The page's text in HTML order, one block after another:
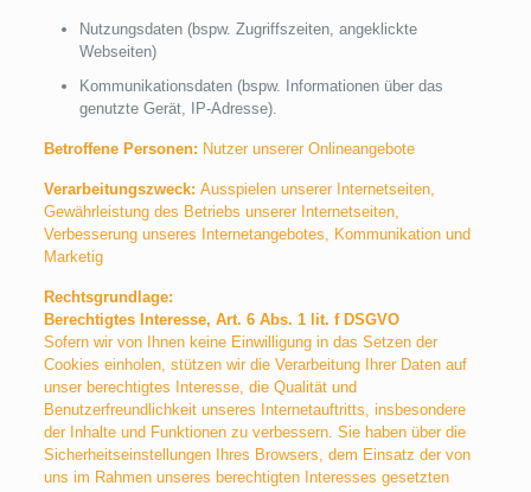
Nutzungsdaten (bspw. Zugriffszeiten, angeklickte
Webseiten)
Kommunikationsdaten (bspw. Informationen über das
genutzte Gerät, IP-Adresse).
Betroffene Personen: Nutzer unserer Onlineangebote
Verarbeitungszweck: Ausspielen unserer Internetseiten,
Gewährleistung des Betriebs unserer Internetseiten,
Verbesserung unseres Internetangebotes, Kommunikation und
Marketig
Rechtsgrundlage:
Berechtigtes Interesse, Art. 6 Abs. 1 lit. f DSGVO
Sofern wir von Ihnen keine Einwilligung in das Setzen der
Cookies einholen, stützen wir die Verarbeitung Ihrer Daten auf
unser berechtigtes Interesse, die Qualität und
Benutzerfreundlichkeit unseres Internetauftritts, insbesondere
der Inhalte und Funktionen zu verbessern. Sie haben über die
Sicherheitseinstellungen Ihres Browsers, dem Einsatz der von
uns im Rahmen unseres berechtigten Interesses gesetzten